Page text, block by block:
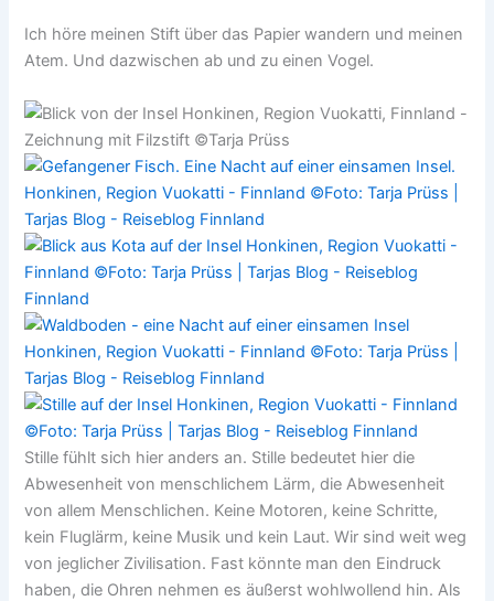
Ich höre meinen Stift über das Papier wandern und meinen
Atem. Und dazwischen ab und zu einen Vogel.
Stille fühlt sich hier anders an. Stille bedeutet hier die
Abwesenheit von menschlichem Lärm, die Abwesenheit
von allem Menschlichen. Keine Motoren, keine Schritte,
kein Fluglärm, keine Musik und kein Laut. Wir sind weit weg
von jeglicher Zivilisation. Fast könnte man den Eindruck
haben, die Ohren nehmen es äußerst wohlwollend hin. Als